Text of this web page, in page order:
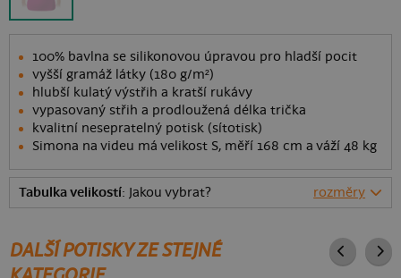
100% bavlna se silikonovou úpravou pro hladší pocit
vyšší gramáž látky (180 g/m²)
hlubší kulatý výstřih a kratší rukávy
vypasovaný střih a prodloužená délka trička
kvalitní nesepratelný potisk (sítotisk)
Simona na videu má velikost S, měří 168 cm a váží 48 kg
Tabulka velikostí: Jakou vybrat? rozměry
DALŠÍ POTISKY ZE STEJNÉ